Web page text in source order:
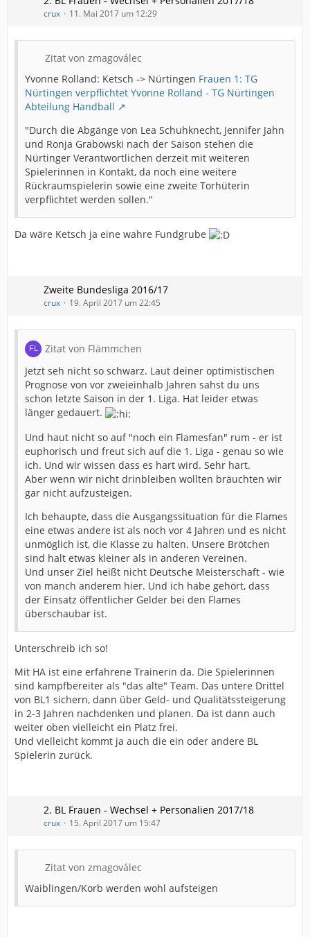
crux 11. Mai 2017 um 12:29
Zitat von zmagoválec
Yvonne Rolland: Ketsch -> Nürtingen Frauen 1: TG
Nürtingen verpflichtet Yvonne Rolland - TG Nürtingen
Abteilung Handball
"Durch die Abgänge von Lea Schuhknecht, Jennifer Jahn
und Ronja Grabowski nach der Saison stehen die
Nürtinger Verantwortlichen derzeit mit weiteren
Spielerinnen in Kontakt, da noch eine weitere
Rückraumspielerin sowie eine zweite Torhüterin
verpflichtet werden sollen."
Da wäre Ketsch ja eine wahre Fundgrube
Zweite Bundesliga 2016/17
crux 19. April 2017 um 22:45
Zitat von Flämmchen
Jetzt seh nicht so schwarz. Laut deiner optimistischen
Prognose von vor zweieinhalb Jahren sahst du uns
schon letzte Saison in der 1. Liga. Hat leider etwas
länger gedauert.
Und haut nicht so auf "noch ein Flamesfan" rum - er ist
euphorisch und freut sich auf die 1. Liga - genau so wie
ich. Und wir wissen dass es hart wird. Sehr hart.
Aber wenn wir nicht drinbleiben wollten bräuchten wir
gar nicht aufzusteigen.
Ich behaupte, dass die Ausgangssituation für die Flames
eine etwas andere ist als noch vor 4 Jahren und es nicht
unmöglich ist, die Klasse zu halten. Unsere Brötchen
sind halt etwas kleiner als in anderen Vereinen.
Und unser Ziel heißt nicht Deutsche Meisterschaft - wie
von manch anderem hier. Und ich habe gehört, dass
der Einsatz öffentlicher Gelder bei den Flames
überschaubar ist.
Unterschreib ich so!
Mit HA ist eine erfahrene Trainerin da. Die Spielerinnen
sind kampfbereiter als "das alte" Team. Das untere Drittel
von BL1 sichern, dann über Geld- und Qualitätssteigerung
in 2-3 Jahren nachdenken und planen. Da ist dann auch
weiter oben vielleicht ein Platz frei.
Und vielleicht kommt ja auch die ein oder andere BL
Spielerin zurück.
2. BL Frauen - Wechsel + Personalien 2017/18
crux 15. April 2017 um 15:47
Zitat von zmagoválec
Waiblingen/Korb werden wohl aufsteigen